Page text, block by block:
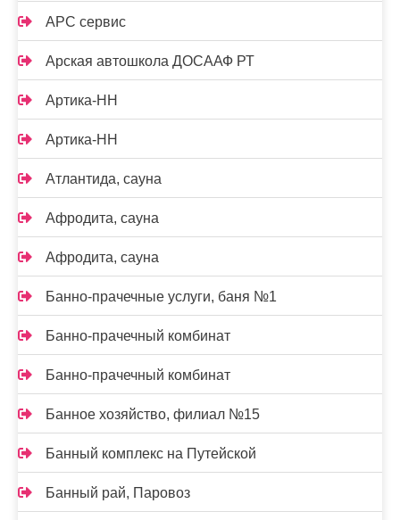
АРС сервис
Арская автошкола ДОСААФ РТ
Артика-НН
Артика-НН
Атлантида, сауна
Афродита, сауна
Афродита, сауна
Банно-прачечные услуги, баня №1
Банно-прачечный комбинат
Банно-прачечный комбинат
Банное хозяйство, филиал №15
Банный комплекс на Путейской
Банный рай, Паровоз